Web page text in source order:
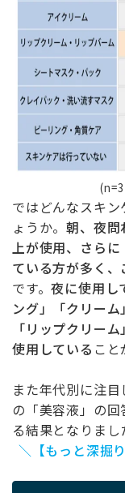
ではどんなスキ
ょうか。朝、夜問
上が使用、さら
ている方が多く
です。夜に使用し
ング」「クリーム
「リップクリー
使用している こと
また年代別に注
の「美容液」の
る結果となりまし
＼【もっと深掘